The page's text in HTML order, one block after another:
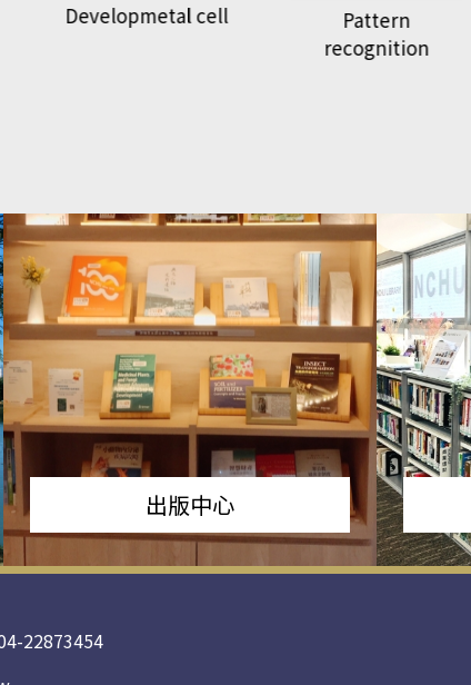
Pattern
National
Geographic
出版中心
22873454